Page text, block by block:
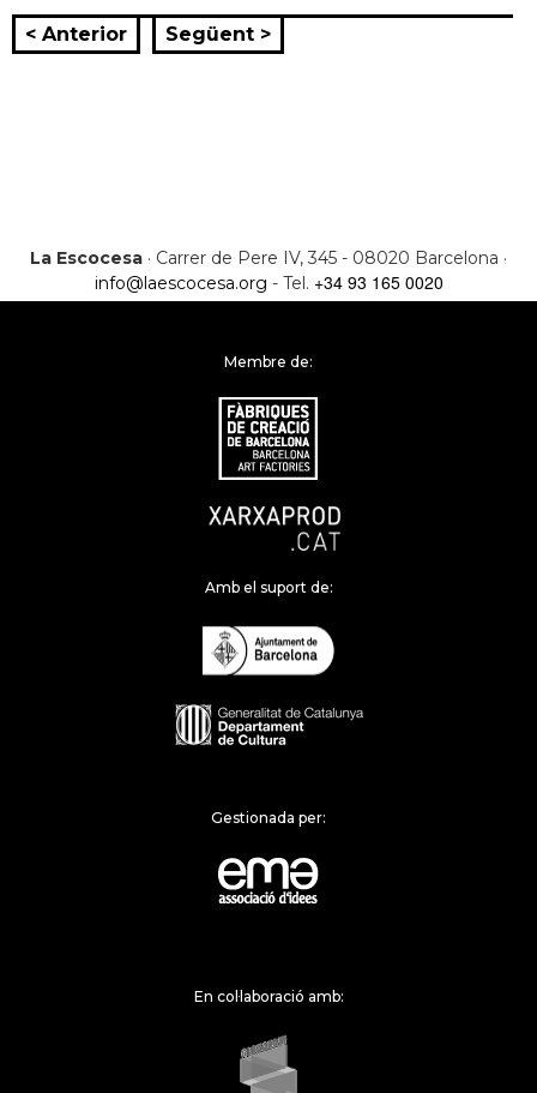
< Anterior Següent >
La Escocesa · Carrer de Pere IV, 345 - 08020 Barcelona ·
info@laescocesa.org - Tel. +34 93 165 0020
Membre de:
Amb el suport de:
Gestionada per:
En col·laboració amb: